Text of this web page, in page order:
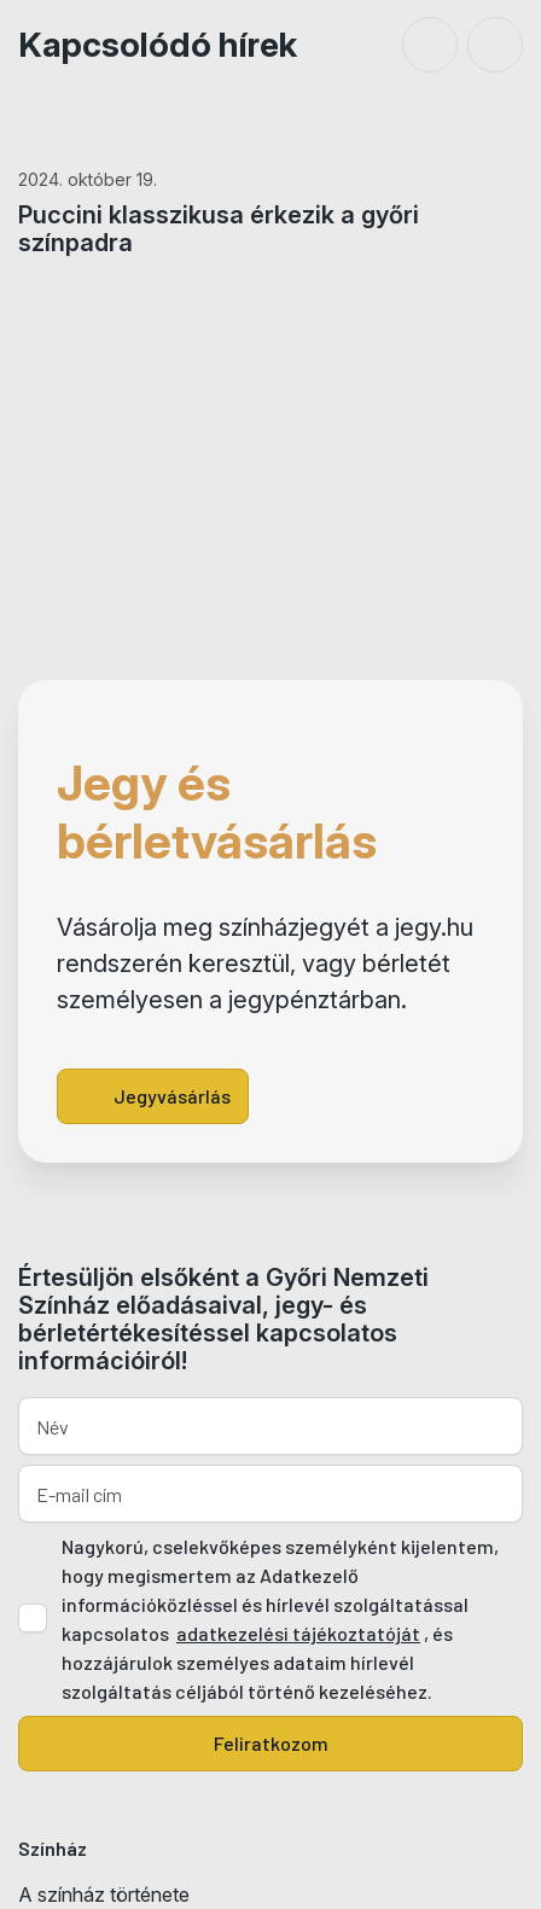
Ügyelő
Takács Zoltán
Karmester
Kapcsolódó hírek
2024. október 19.
Puccini klasszikusa érkezik a győri
színpadra
Jegy és
bérletvásárlás
Vásárolja meg színházjegyét a jegy.hu
rendszerén keresztül, vagy bérletét
személyesen a jegypénztárban.
Jegyvásárlás
Értesüljön elsőként a Győri Nemzeti
Színház előadásaival, jegy- és
bérletértékesítéssel kapcsolatos
információiról!
Nagykorú, cselekvőképes személyként kijelentem,
hogy megismertem az Adatkezelő
információközléssel és hírlevél szolgáltatással
kapcsolatos adatkezelési tájékoztatóját , és
hozzájárulok személyes adataim hírlevél
szolgáltatás céljából történő kezeléséhez.
Feliratkozom
Színház
A színház története